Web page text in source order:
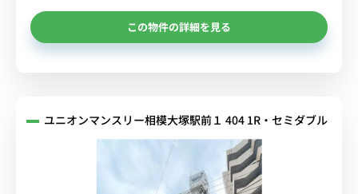
この物件の詳細を見る
ユニオンマンスリー相模大塚駅前１ 404 1R・セミダブル